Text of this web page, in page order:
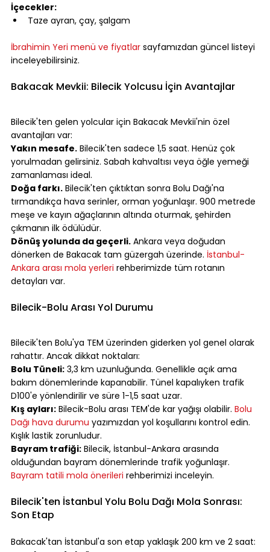
İçecekler:
Taze ayran, çay, şalgam
İbrahimin Yeri menü ve fiyatlar sayfamızdan güncel listeyi
inceleyebilirsiniz.
Bakacak Mevkii: Bilecik Yolcusu İçin Avantajlar
Bilecik'ten gelen yolcular için Bakacak Mevkii'nin özel
avantajları var:
Yakın mesafe. Bilecik'ten sadece 1,5 saat. Henüz çok
yorulmadan gelirsiniz. Sabah kahvaltısı veya öğle yemeği
zamanlaması ideal.
Doğa farkı. Bilecik'ten çıktıktan sonra Bolu Dağı'na
tırmandıkça hava serinler, orman yoğunlaşır. 900 metrede
meşe ve kayın ağaçlarının altında oturmak, şehirden
çıkmanın ilk ödülüdür.
Dönüş yolunda da geçerli. Ankara veya doğudan
dönerken de Bakacak tam güzergah üzerinde. İstanbul-
Ankara arası mola yerleri rehberimizde tüm rotanın
detayları var.
Bilecik-Bolu Arası Yol Durumu
Bilecik'ten Bolu'ya TEM üzerinden giderken yol genel olarak
rahattır. Ancak dikkat noktaları:
Bolu Tüneli: 3,3 km uzunluğunda. Genellikle açık ama
bakım dönemlerinde kapanabilir. Tünel kapalıyken trafik
D100'e yönlendirilir ve süre 1-1,5 saat uzar.
Kış ayları: Bilecik-Bolu arası TEM'de kar yağışı olabilir. Bolu
Dağı hava durumu yazımızdan yol koşullarını kontrol edin.
Kışlık lastik zorunludur.
Bayram trafiği: Bilecik, İstanbul-Ankara arasında
olduğundan bayram dönemlerinde trafik yoğunlaşır.
Bayram tatili mola önerileri rehberimizi inceleyin.
Bilecik'ten İstanbul Yolu Bolu Dağı Mola Sonrası:
Son Etap
Bakacak'tan İstanbul'a son etap yaklaşık 200 km ve 2 saat: